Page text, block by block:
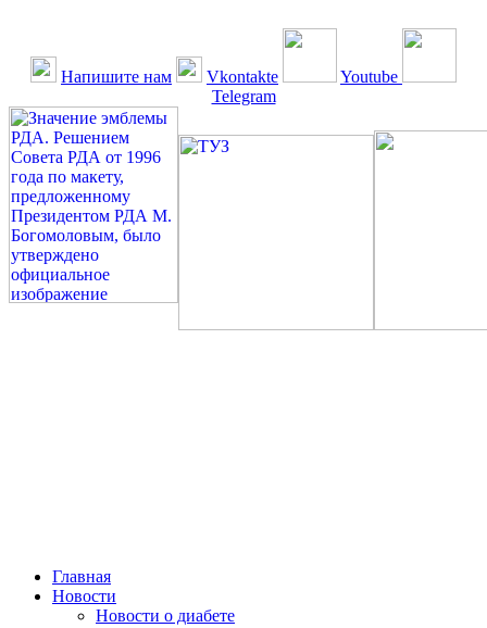
Напишите нам Vkontakte
Youtube
Telegram
Главная
Новости
Новости о диабете